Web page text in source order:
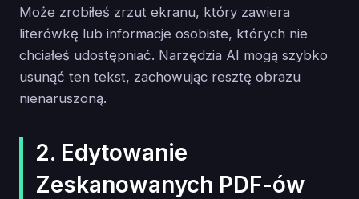
Może zrobiłeś zrzut ekranu, który zawiera
literówkę lub informacje osobiste, których nie
chciałeś udostępniać. Narzędzia AI mogą szybko
usunąć ten tekst, zachowując resztę obrazu
nienaruszoną.
2. Edytowanie
Zeskanowanych PDF-ów